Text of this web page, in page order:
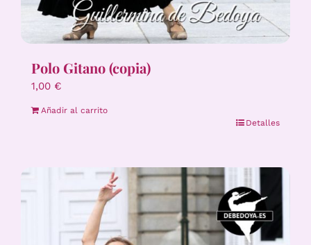
Polo Gitano (copia)
1,00 €
Añadir al carrito
Detalles